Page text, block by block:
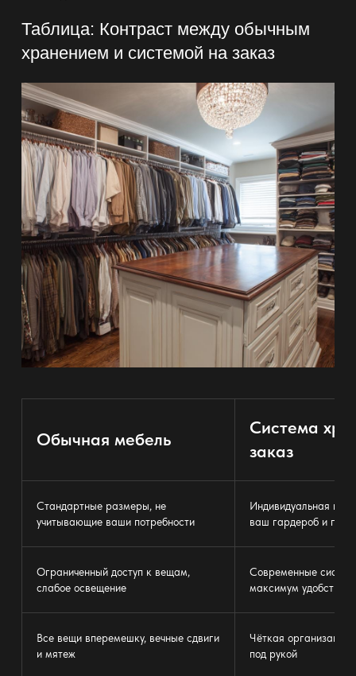
Таблица: Контраст между обычным
хранением и системой на заказ
Обычная мебель
Система
заказ
Стандартные размеры, не
учитывающие ваши потребности
Индивидуальная
ваш гардероби
Ограниченный доступ к вещам,
слабое освещение
Современные
максимум удобства
Все вещи вперемешку, вечные сдвиги
и мятеж
Чёткая
под рукой